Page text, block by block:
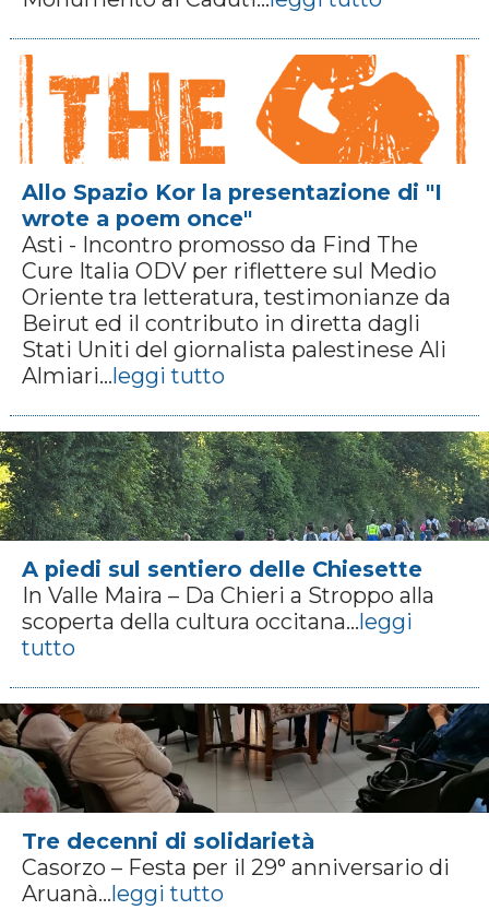
Allo Spazio Kor la presentazione di "I
wrote a poem once"
Asti - Incontro promosso da Find The
Cure Italia ODV per riflettere sul Medio
Oriente tra letteratura, testimonianze da
Beirut ed il contributo in diretta dagli
Stati Uniti del giornalista palestinese Ali
Almiari...leggi tutto
A piedi sul sentiero delle Chiesette
In Valle Maira – Da Chieri a Stroppo alla
scoperta della cultura occitana...leggi
tutto
Tre decenni di solidarietà
Casorzo – Festa per il 29° anniversario di
Aruanà...leggi tutto